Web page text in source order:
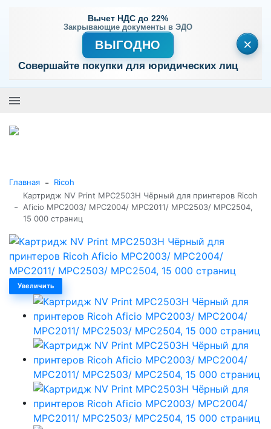
Вычет НДС до 22%
Закрывающие документы в ЭДО
ВЫГОДНО
Совершайте покупки для юридических лиц
×
Главная - Ricoh
-
Картридж NV Print MPC2503H Чёрный для принтеров Ricoh
Aficio MPC2003/ MPC2004/ MPC2011/ MPC2503/ MPC2504,
15 000 страниц
Увеличить